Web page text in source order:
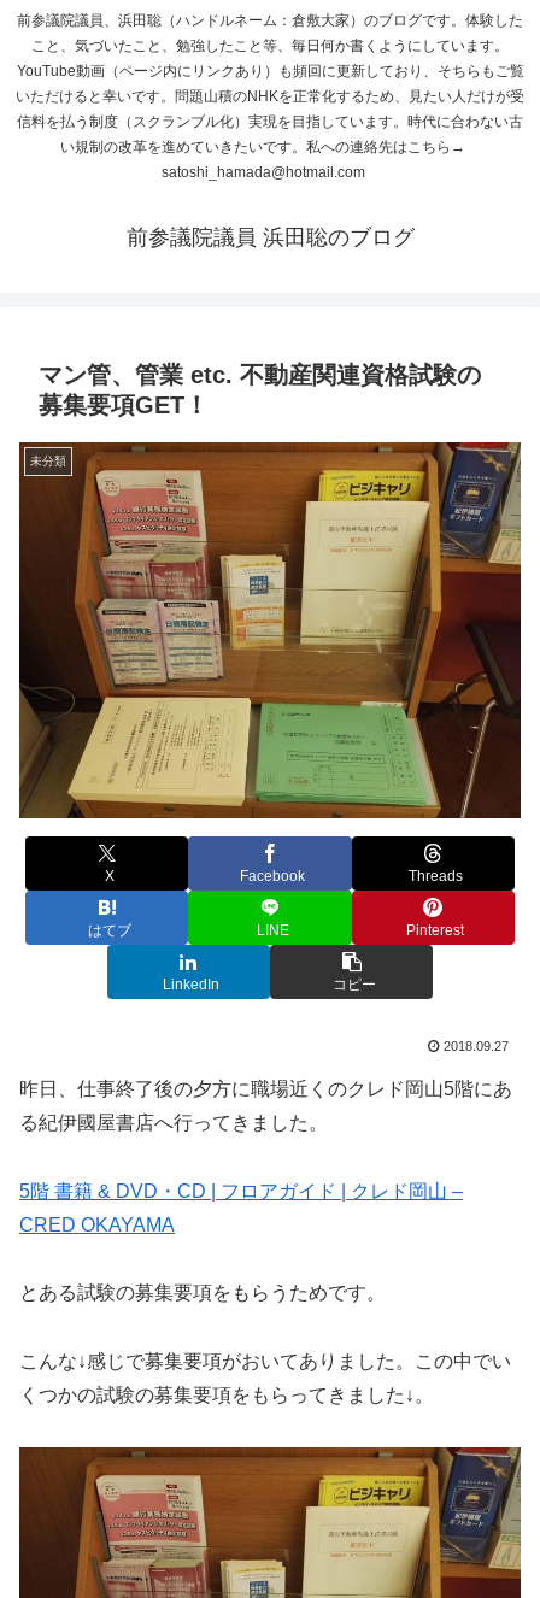
前参議院議員、浜田聡（ハンドルネーム：倉敷大家）のブログです。体験した
こと、気づいたこと、勉強したこと等、毎日何か書くようにしています。
YouTube動画（ページ内にリンクあり）も頻回に更新しており、そちらもご覧
いただけると幸いです。問題山積のNHKを正常化するため、見たい人だけが受
信料を払う制度（スクランブル化）実現を目指しています。時代に合わない古
い規制の改革を進めていきたいです。私への連絡先はこちら→
satoshi_hamada@hotmail.com
前参議院議員 浜田聡のブログ
マン管、管業 etc. 不動産関連資格試験の
募集要項GET！
未分類
X Facebook Threads
はてブ LINE Pinterest
LinkedIn コピー
2018.09.27
昨日、仕事終了後の夕方に職場近くのクレド岡山5階にあ
る紀伊國屋書店へ行ってきました。
5階 書籍 & DVD・CD | フロアガイド | クレド岡山 –
CRED OKAYAMA
とある試験の募集要項をもらうためです。
こんな↓感じで募集要項がおいてありました。この中でい
くつかの試験の募集要項をもらってきました↓。